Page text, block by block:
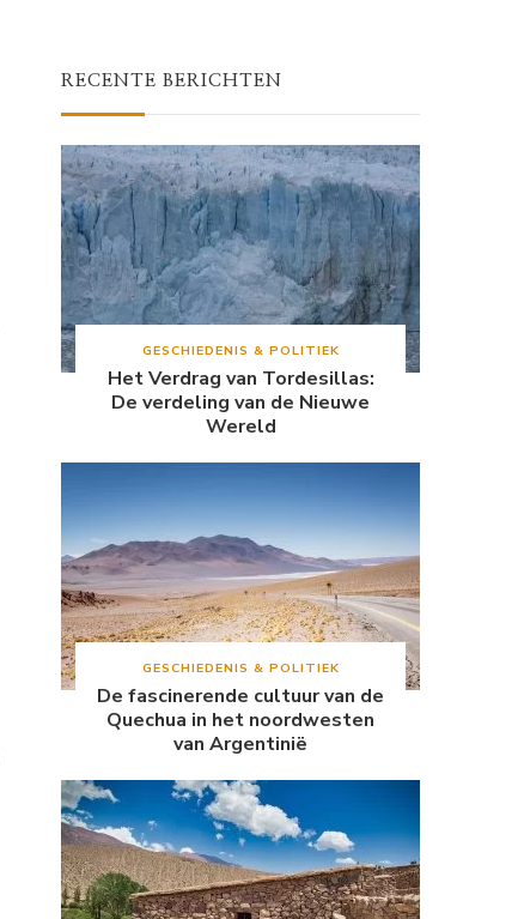
RECENTE BERICHTEN
GESCHIEDENIS & POLITIEK
Het Verdrag van Tordesillas:
De verdeling van de Nieuwe
Wereld
GESCHIEDENIS & POLITIEK
De fascinerende cultuur van de
Quechua in het noordwesten
van Argentinië